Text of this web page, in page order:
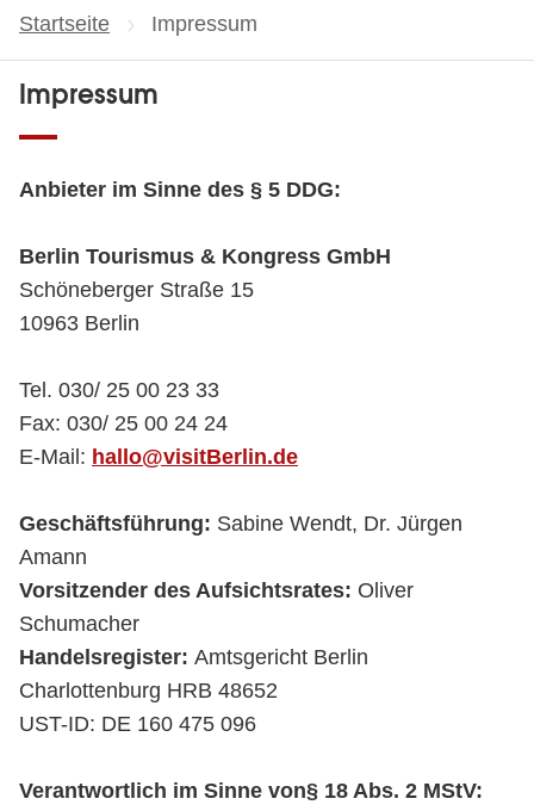
Startseite Aktuelle Seite:
Impressum
Impressum
Anbieter im Sinne des § 5 DDG:
Berlin Tourismus & Kongress GmbH
Schöneberger Straße 15
10963 Berlin
Tel. 030/ 25 00 23 33
Fax: 030/ 25 00 24 24
E-Mail: hallo@visitBerlin.de
Geschäftsführung: Sabine Wendt, Dr. Jürgen
Amann
Vorsitzender des Aufsichtsrates: Oliver
Schumacher
Handelsregister: Amtsgericht Berlin
Charlottenburg HRB 48652
UST-ID: DE 160 475 096
Verantwortlich im Sinne von§ 18 Abs. 2 MStV: